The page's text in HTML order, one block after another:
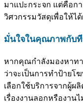
มาแปะกระจก แต่คือก
วิศวกรรมวัสดุเพื่อให้ไ
มั่นใจในคุณภาพกับ
หากคุณกำลังมองหาท
ว่าจะเป็นการทำป้ายโ
เลือกใช้บริการจากผู้ผ
เรื่องงานลอกหรืองาน